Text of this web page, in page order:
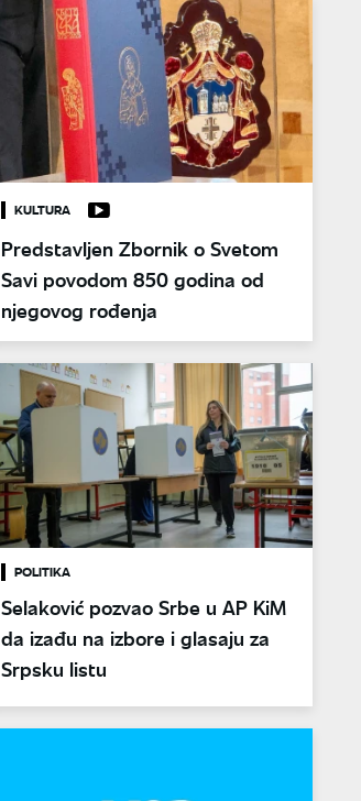
KULTURA
Predstavljen Zbornik o Svetom
Savi povodom 850 godina od
njegovog rođenja
POLITIKA
Selaković pozvao Srbe u AP KiM
da izađu na izbore i glasaju za
Srpsku listu